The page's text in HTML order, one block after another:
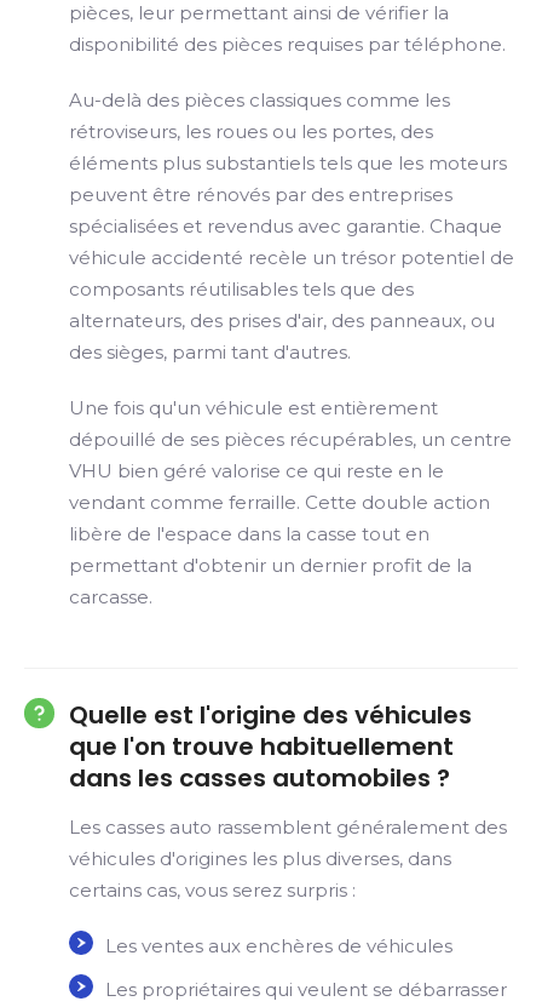
pièces, leur permettant ainsi de vérifier la
disponibilité des pièces requises par téléphone.
Au-delà des pièces classiques comme les
rétroviseurs, les roues ou les portes, des
éléments plus substantiels tels que les moteurs
peuvent être rénovés par des entreprises
spécialisées et revendus avec garantie. Chaque
véhicule accidenté recèle un trésor potentiel de
composants réutilisables tels que des
alternateurs, des prises d'air, des panneaux, ou
des sièges, parmi tant d'autres.
Une fois qu'un véhicule est entièrement
dépouillé de ses pièces récupérables, un centre
VHU bien géré valorise ce qui reste en le
vendant comme ferraille. Cette double action
libère de l'espace dans la casse tout en
permettant d'obtenir un dernier profit de la
carcasse.
Quelle est l'origine des véhicules
que l'on trouve habituellement
dans les casses automobiles ?
Les casses auto rassemblent généralement des
véhicules d'origines les plus diverses, dans
certains cas, vous serez surpris :
Les ventes aux enchères de véhicules
Les propriétaires qui veulent se débarrasser